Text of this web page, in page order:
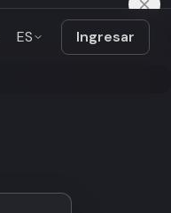
ES Ingresar